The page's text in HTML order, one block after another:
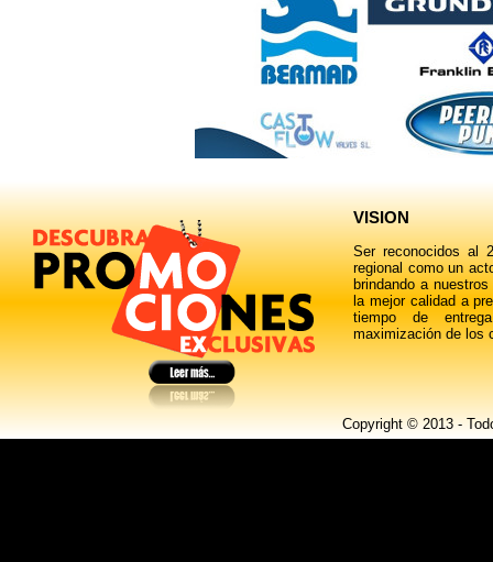
Copyright © 2013 -
VISION
Ser reconocidos al
regional como un
brindando a
la mejor calidad a
tiempo de
maximización de los